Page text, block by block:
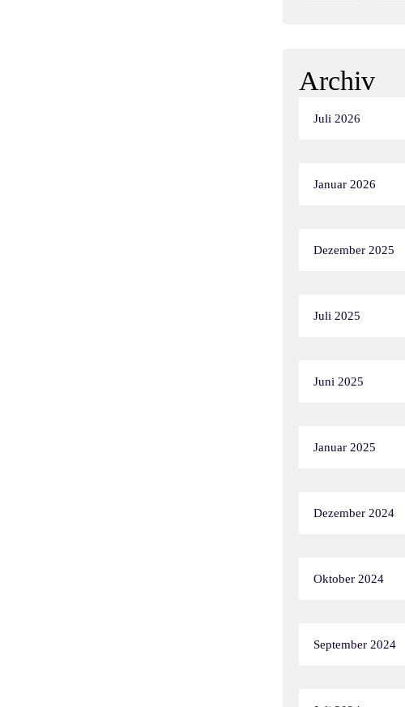
Archiv
Juli 2026
Januar 2026
Dezember 2025
Juli 2025
Juni 2025
Januar 2025
Dezember 2024
Oktober 2024
September 2024